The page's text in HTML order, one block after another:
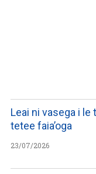
Leai ni vasega i le
tetee faia’oga
23/07/2026